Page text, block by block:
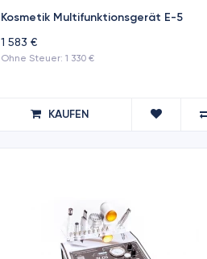
Kosmetik Multifunktionsgerät E-5
1 583 €
Ohne Steuer: 1 330 €
KAUFEN